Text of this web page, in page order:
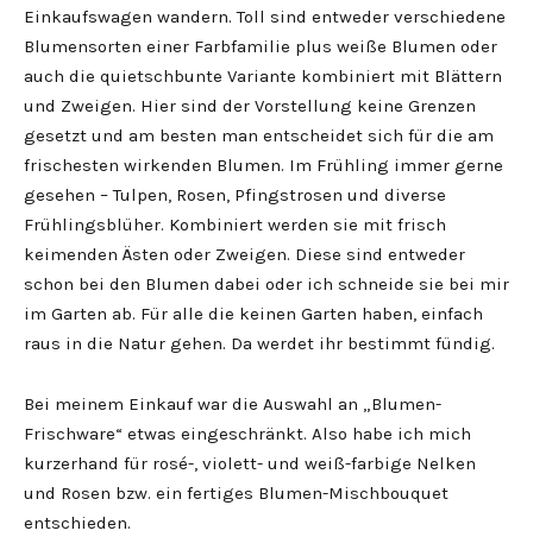
Einkaufswagen wandern. Toll sind entweder verschiedene
Blumensorten einer Farbfamilie plus weiße Blumen oder
auch die quietschbunte Variante kombiniert mit Blättern
und Zweigen. Hier sind der Vorstellung keine Grenzen
gesetzt und am besten man entscheidet sich für die am
frischesten wirkenden Blumen. Im Frühling immer gerne
gesehen – Tulpen, Rosen, Pfingstrosen und diverse
Frühlingsblüher. Kombiniert werden sie mit frisch
keimenden Ästen oder Zweigen. Diese sind entweder
schon bei den Blumen dabei oder ich schneide sie bei mir
im Garten ab. Für alle die keinen Garten haben, einfach
raus in die Natur gehen. Da werdet ihr bestimmt fündig.
Bei meinem Einkauf war die Auswahl an „Blumen-
Frischware“ etwas eingeschränkt. Also habe ich mich
kurzerhand für rosé-, violett- und weiß-farbige Nelken
und Rosen bzw. ein fertiges Blumen-Mischbouquet
entschieden.